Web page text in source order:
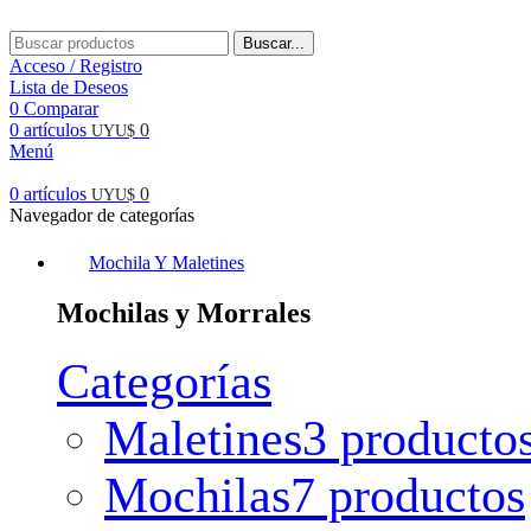
Buscar...
Acceso / Registro
Lista de Deseos
0 Comparar
0 artículos UYU$ 0
Menú
0 artículos UYU$ 0
Navegador de categorías
Mochila Y Maletines
Mochilas y Morrales
Categorías
Maletines3
Mochilas7 productos